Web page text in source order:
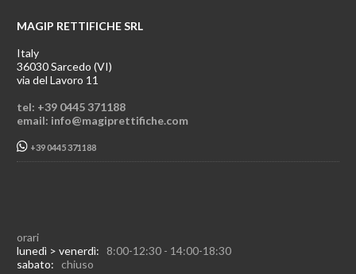
MAGIP RETTIFICHE SRL
Italy
36030 Sarcedo (VI)
via del Lavoro 11
tel: +39 0445 371188
email: info@magiprettifiche.com
+39 0445 371188
orari
lunedì > venerdì: 8:00-12:30 - 14:00-18:30
sabato: chiuso